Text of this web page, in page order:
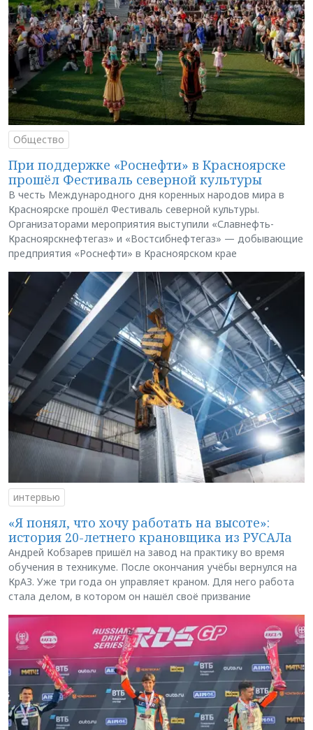
Общество
При поддержке «Роснефти» в Красноярске
прошёл Фестиваль северной культуры
В честь Международного дня коренных народов мира в
Красноярске прошёл Фестиваль северной культуры.
Организаторами мероприятия выступили «Славнефть-
Красноярскнефтегаз» и «Востсибнефтегаз» — добывающие
предприятия «Роснефти» в Красноярском крае
интервью
«Я понял, что хочу работать на высоте»:
история 20-летнего крановщика из РУСАЛа
Андрей Кобзарев пришёл на завод на практику во время
обучения в техникуме. После окончания учёбы вернулся на
КрАЗ. Уже три года он управляет краном. Для него работа
стала делом, в котором он нашёл своё призвание